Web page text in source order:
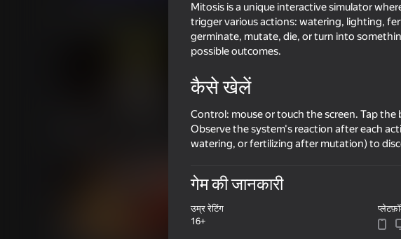
SPACE EATERS: They took your
53
Tornado: Fury of the elements
49
29
Mitosis is a unique interactive simulator
trigger various actions: watering, lighting,
germinate, mutate, die, or turn into
possible outcomes.
कैसे खेलें
Control: mouse or touch the screen. Tap
Observe the system's reaction after each
watering, or fertilizing after mutation) to
गेम की जानकारी
उम्र रेटिंग
16+